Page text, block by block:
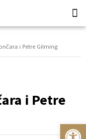
i Petre Gilming
i Petre